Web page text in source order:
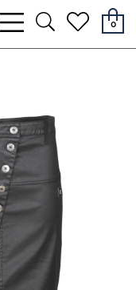
bars
light
searchheart
0